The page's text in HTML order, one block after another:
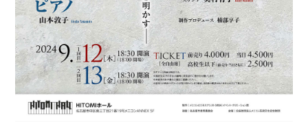
サポートが必要な方へ
サイトポリシー